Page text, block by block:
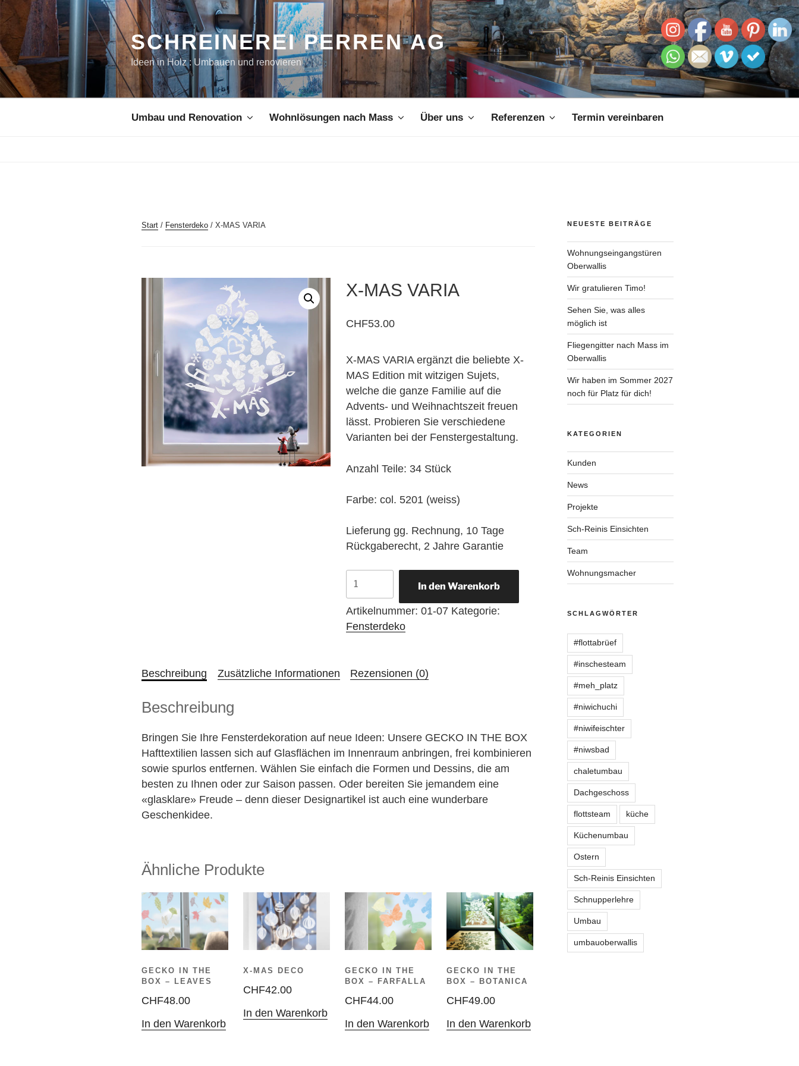
Inhalt
springen
SCHREINEREI PERREN AG
Ideen in Holz : Umbauen und renovieren
Umbau und Renovation Wohnlösungen nach Mass Über uns Referenzen Termin vereinbaren
Start / Fensterdeko / X-MAS VARIA
X-MAS VARIA
CHF53.00
X-MAS VARIA ergänzt die beliebte X-
MAS Edition mit witzigen Sujets,
welche die ganze Familie auf die
Advents- und Weihnachtszeit freuen
lässt. Probieren Sie verschiedene
Varianten bei der Fenstergestaltung.
Anzahl Teile: 34 Stück
Farbe: col. 5201 (weiss)
Lieferung gg. Rechnung, 10 Tage
Rückgaberecht, 2 Jahre Garantie
VARIA
Menge
In den Warenkorb
Artikelnummer:01-07 Kategorie:
Fensterdeko
Beschreibung Zusätzliche Informationen Rezensionen (0)
Beschreibung
Bringen Sie Ihre Fensterdekoration auf neue Ideen: Unsere GECKO IN THE BOX
Hafttextilien lassen sich auf Glasflächen im Innenraum anbringen, frei kombinieren
sowie spurlos entfernen. Wählen Sie einfach die Formen und Dessins, die am
besten zu Ihnen oder zur Saison passen. Oder bereiten Sie jemandem eine
«glasklare» Freude – denn dieser Designartikel ist auch eine wunderbare
Geschenkidee.
Ähnliche Produkte
GECKO IN THE
BOX – LEAVES
CHF48.00
In den Warenkorb
X-MAS DECO
CHF42.00
In den Warenkorb
GECKO IN THE
BOX – FARFALLA
CHF44.00
In den Warenkorb
GECKO IN THE
BOX – BOTANICA
CHF49.00
In den Warenkorb
NEUESTE BEITRÄGE
Wohnungseingangstüren
Oberwallis
Wir gratulieren Timo!
Sehen Sie, was alles
möglich ist
Fliegengitter nach Mass im
Oberwallis
Wir haben im Sommer 2027
noch für Platz für dich!
KATEGORIEN
Kunden
News
Projekte
Sch-Reinis Einsichten
Team
Wohnungsmacher
SCHLAGWÖRTER
#flottabrüef
#inschesteam
#meh_platz
#niwichuchi
#niwifeischter
#niwsbad
chaletumbau
Dachgeschoss
flottsteam küche
Küchenumbau
Ostern
Sch-Reinis Einsichten
Schnupperlehre
Umbau
umbauoberwallis